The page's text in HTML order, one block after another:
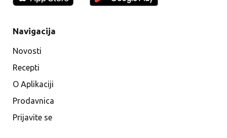
Navigacija
Novosti
Recepti
O Aplikaciji
Prodavnica
Prijavite se